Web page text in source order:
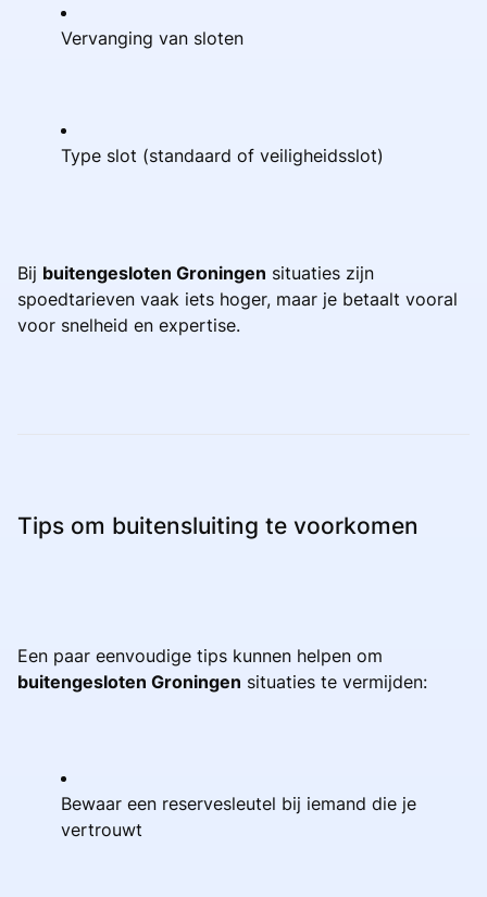
Vervanging van sloten
Type slot (standaard of veiligheidsslot)
Bij buitengesloten Groningen situaties zijn
spoedtarieven vaak iets hoger, maar je betaalt vooral
voor snelheid en expertise.
Tips om buitensluiting te voorkomen
Een paar eenvoudige tips kunnen helpen om
buitengesloten Groningen situaties te vermijden:
Bewaar een reservesleutel bij iemand die je
vertrouwt